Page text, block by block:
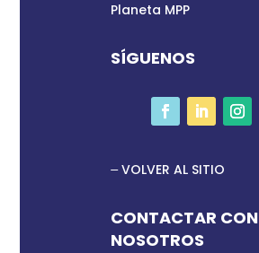
Planeta MPP
SÍGUENOS
VOLVER AL SITIO
CONTACTAR CON
NOSOTROS